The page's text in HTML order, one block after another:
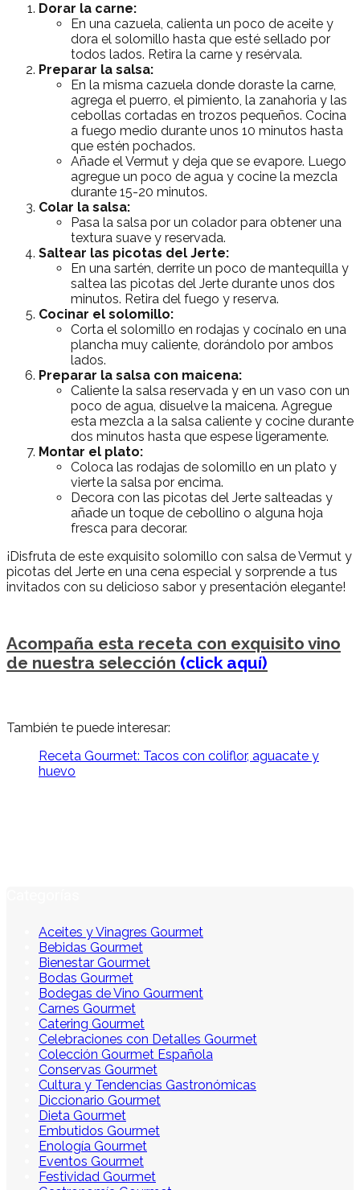
Dorar la carne:
En una cazuela, calienta un poco de aceite y
dora el solomillo hasta que esté sellado por
todos lados. Retira la carne y resérvala.
Preparar la salsa:
En la misma cazuela donde doraste la carne,
agrega el puerro, el pimiento, la zanahoria y las
cebollas cortadas en trozos pequeños. Cocina
a fuego medio durante unos 10 minutos hasta
que estén pochados.
Añade el Vermut y deja que se evapore. Luego
agregue un poco de agua y cocine la mezcla
durante 15-20 minutos.
Colar la salsa:
Pasa la salsa por un colador para obtener una
textura suave y reservada.
Saltear las picotas del Jerte:
En una sartén, derrite un poco de mantequilla y
saltea las picotas del Jerte durante unos dos
minutos. Retira del fuego y reserva.
Cocinar el solomillo:
Corta el solomillo en rodajas y cocínalo en una
plancha muy caliente, dorándolo por ambos
lados.
Preparar la salsa con maicena:
Caliente la salsa reservada y en un vaso con un
poco de agua, disuelve la maicena. Agregue
esta mezcla a la salsa caliente y cocine durante
dos minutos hasta que espese ligeramente.
Montar el plato:
Coloca las rodajas de solomillo en un plato y
vierte la salsa por encima.
Decora con las picotas del Jerte salteadas y
añade un toque de cebollino o alguna hoja
fresca para decorar.
¡Disfruta de este exquisito solomillo con salsa de Vermut y
picotas del Jerte en una cena especial y sorprende a tus
invitados con su delicioso sabor y presentación elegante!
Acompaña esta receta con exquisito vino
de nuestra selección (click aquí)
También te puede interesar:
Receta Gourmet: Tacos con coliflor, aguacate y
huevo
Aceites y Vinagres Gourmet
Bebidas Gourmet
Bienestar Gourmet
Bodas Gourmet
Bodegas de Vino Gourment
Carnes Gourmet
Catering Gourmet
Celebraciones con Detalles Gourmet
Colección Gourmet Española
Conservas Gourmet
Cultura y Tendencias Gastronómicas
Diccionario Gourmet
Dieta Gourmet
Embutidos Gourmet
Enología Gourmet
Eventos Gourmet
Festividad Gourmet